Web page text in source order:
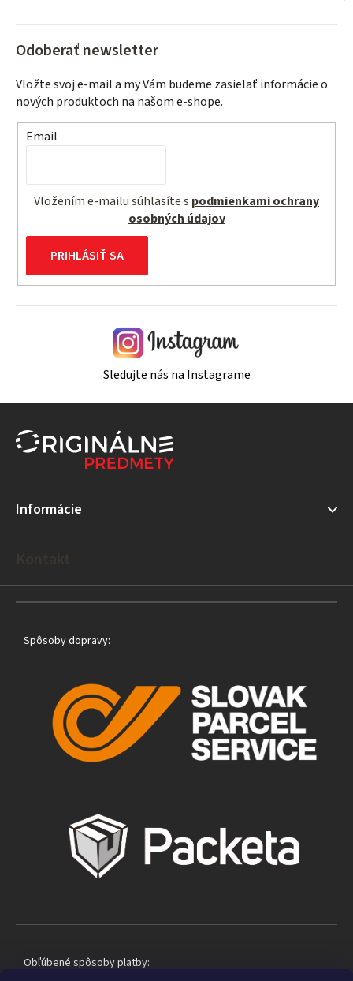
Odoberať newsletter
Vložte svoj e-mail a my Vám budeme zasielať informácie o
nových produktoch na našom e-shope.
Email
Vložením e-mailu súhlasíte s podmienkami ochrany
osobných údajov
PRIHLÁSIŤ SA
Sledujte nás na Instagrame
ä
i
Informácie
Spôsoby dopravy:
Obľúbené spôsoby platby: